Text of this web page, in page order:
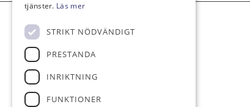
tjänster. Läs mer
STRIKT NÖDVÄNDIGT
PRESTANDA
INRIKTNING
FUNKTIONER